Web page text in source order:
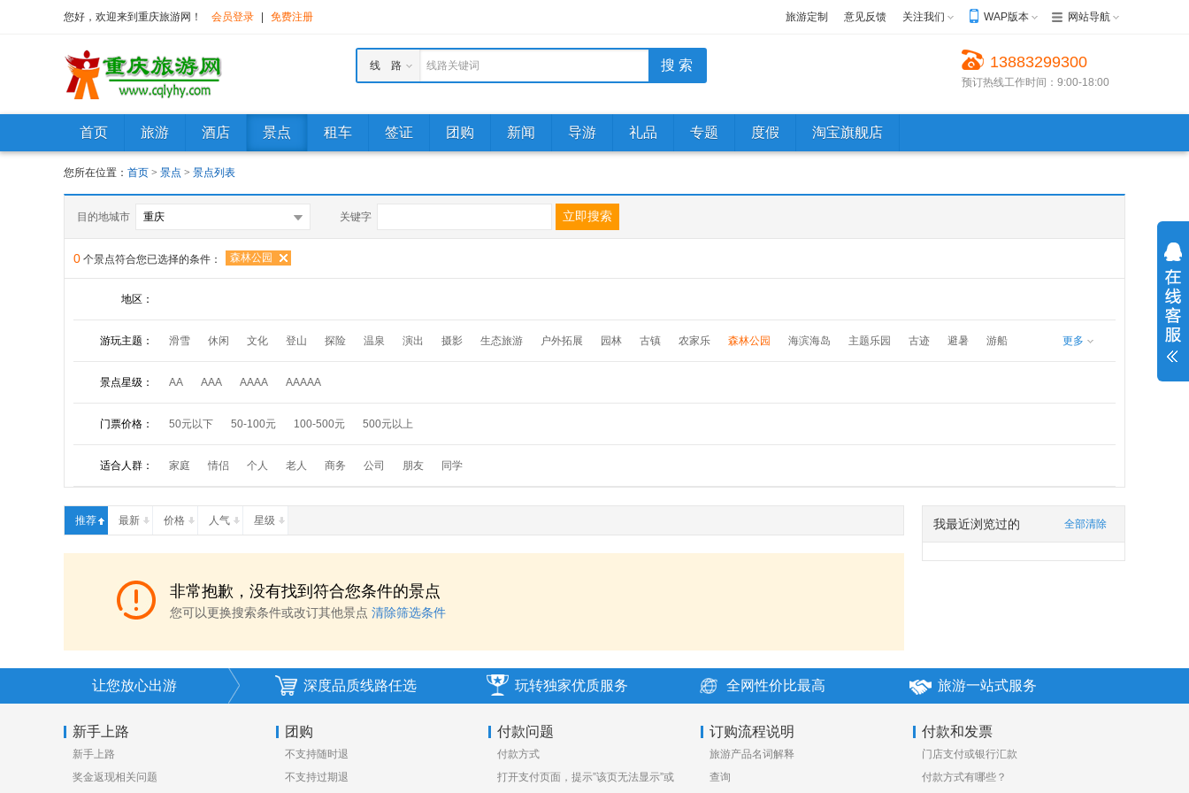
您好，欢迎来到重庆旅游网！ 会员登录 免费注册 旅游定制 意见反馈 关注我们 WAP版本 网站导航
线路关键词
线 路 13883299300
预订热线工作时间：9:00-18:00
首页 旅游 酒店 景点 租车 签证 团购 新闻 导游 礼品 专题 度假 淘宝旗舰店
您所在位置： 首页 > 景点 > 景点列表
目的地城市 关键字
0 个景点符合您已选择的条件： 森林公园
地区：
游玩主题： 滑雪 休闲 文化 登山 探险 温泉 演出 摄影 生态旅游 户外拓展 园林 古镇 农家乐 森林公园 海滨海岛 主题乐园 古迹 避暑 游船
水乡 漂流
更多
景点星级： AA AAA AAAA AAAAA
门票价格： 50元以下 50-100元 100-500元 500元以上
适合人群： 家庭 情侣 个人 老人 商务 公司 朋友 同学
推荐 最新 价格 人气 星级
非常抱歉，没有找到符合您条件的景点
您可以更换搜索条件或改订其他景点 清除筛选条件
全部清除
我最近浏览过的
让您放心出游 深度品质线路任选 玩转独家优质服务 全网性价比最高 旅游一站式服务
新手上路
新手上路
奖金返现相关问题
团购
不支持随时退
不支持过期退
付款问题
付款方式
打开支付页面，提示”该页无法显示”或
订购流程说明
旅游产品名词解释
查询
付款和发票
门店支付或银行汇款
付款方式有哪些？